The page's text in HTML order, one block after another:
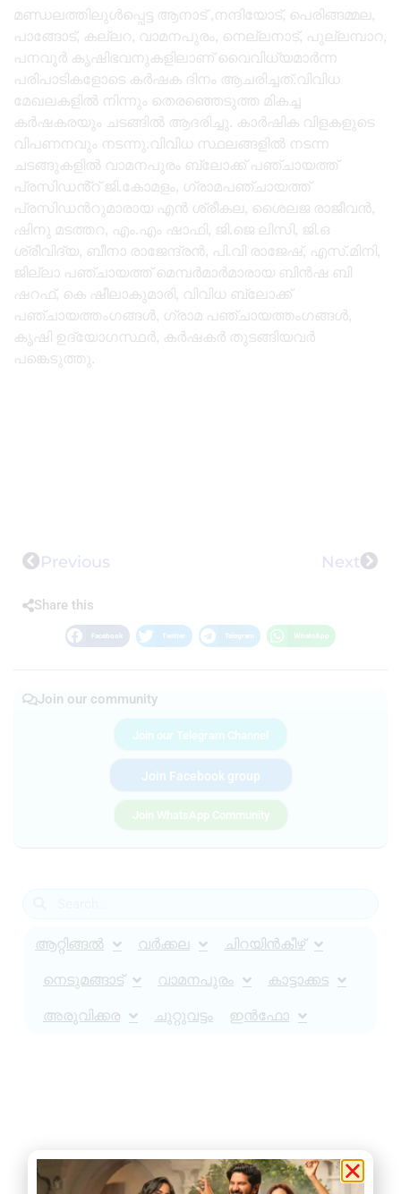
മണ്ഡലത്തിലുൾപ്പെട്ട ആനാട് ,നന്ദിയോട്, പെരിങ്ങമ്മല,
പാങ്ങോട്, കല്ലറ, വാമനപുരം, നെല്ലനാട്, പുല്ലമ്പാറ,
പനവൂർ കൃഷിഭവനുകളിലാണ് വൈവിധ്യമാർന്ന
പരിപാടികളോടെ കർഷക ദിനം ആചരിച്ചത്.വിവിധ
മേഖലകളിൽ നിന്നും തെരഞ്ഞെടുത്ത മികച്ച
കർഷകരയും ചടങ്ങിൽ ആദരിച്ചു. കാർഷിക വിളകളുടെ
വിപണനവും നടന്നു.വിവിധ സ്ഥലങ്ങളിൽ നടന്ന
ചടങ്ങുകളിൽ വാമനപുരം ബ്ലോക്ക് പഞ്ചായത്ത്
പ്രസിഡൻ്റ് ജി.കോമളം, ഗ്രാമപഞ്ചായത്ത്
പ്രസിഡൻറുമാരായ എൻ ശ്രീകല, ശൈലജ രാജീവൻ,
ഷിനു മടത്തറ, എം.എം ഷാഫി, ജി.ജെ ലിസി, ജി.ഒ
ശ്രീവിദ്യ, ബീനാ രാജേന്ദ്രൻ, പി.വി രാജേഷ്, എസ്.മിനി,
ജില്ലാ പഞ്ചായത്ത് മെമ്പർമാർമാരായ ബിൻഷ ബി
ഷറഫ്, കെ ഷീലാകുമാരി, വിവിധ ബ്ലോക്ക്
പഞ്ചായത്തംഗങ്ങൾ, ഗ്രാമ പഞ്ചായത്തംഗങ്ങൾ,
കൃഷി ഉദ്യോഗസ്ഥർ, കർഷകർ തുടങ്ങിയവർ
പങ്കെടുത്തു.
Previous Next
Share this
Facebook Twitter Telegram WhatsApp
Join our community
Join our Telegram Channel
Join Facebook group
Join WhatsApp Community
ആറ്റിങ്ങൽ വർക്കല ചിറയിൻകീഴ്
നെടുമങ്ങാട് വാമനപുരം കാട്ടാക്കട
അരുവിക്കര ചുറ്റുവട്ടം ഇൻഫോ